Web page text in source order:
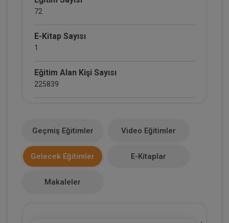
72
E-Kitap Sayısı
1
Eğitim Alan Kişi Sayısı
225839
Makale Sayısı
0
Geçmiş Eğitimler Video Eğitimler
Gelecek Eğitimler E-Kitaplar
Makaleler